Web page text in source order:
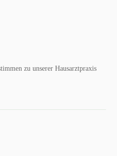
zu unserer Hausarztpraxis